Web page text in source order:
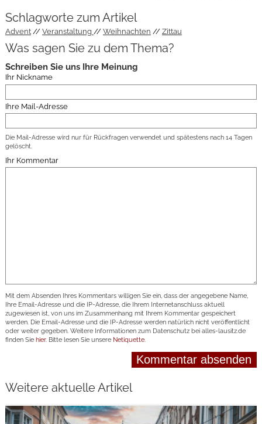
Schlagworte zum Artikel
Advent Veranstaltung Weihnachten Zittau
Was sagen Sie zu dem Thema?
Schreiben Sie uns Ihre Meinung
Ihr Nickname
Ihre Mail-Adresse
Die Mail-Adresse wird nur für Rückfragen verwendet und spätestens nach 14 Tagen
gelöscht.
Ihr Kommentar
Mit dem Absenden Ihres Kommentars willigen Sie ein, dass der angegebene Name,
Ihre Email-Adresse und die IP-Adresse, die Ihrem Internetanschluss aktuell
zugewiesen ist, von uns im Zusammenhang mit Ihrem Kommentar gespeichert
werden. Die Email-Adresse und die IP-Adresse werden natürlich nicht veröffentlicht
oder weiter gegeben. Weitere Informationen zum Datenschutz bei alles-lausitz.de
finden Sie hier. Bitte lesen Sie unsere Netiquette.
Weitere aktuelle Artikel
weiterlesen